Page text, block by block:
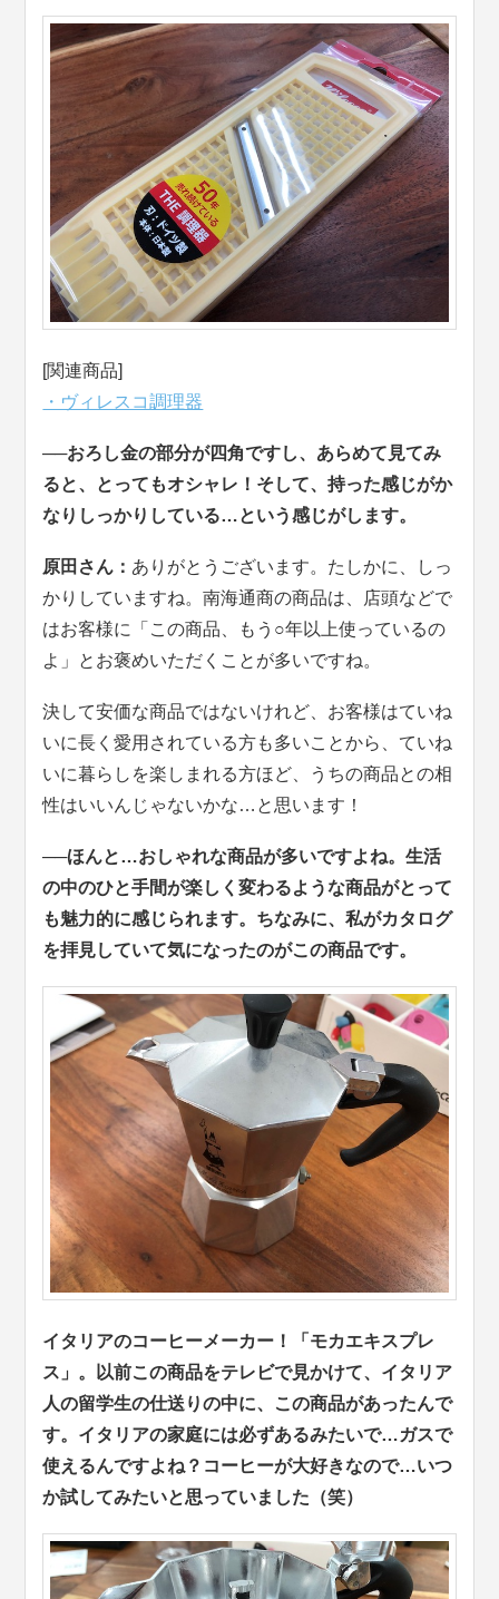
[関連商品]
・ヴィレスコ調理器
──おろし金の部分が四角ですし、あらめて見てみ
ると、とってもオシャレ！そして、持った感じがか
なりしっかりしている…という感じがします。
原田さん： ありがとうございます。たしかに、しっ
かりしていますね。南海通商の商品は、店頭などで
はお客様に「この商品、もう○年以上使っているの
よ」とお褒めいただくことが多いですね。
決して安価な商品ではないけれど、お客様はていね
いに長く愛用されている方も多いことから、ていね
いに暮らしを楽しまれる方ほど、うちの商品との相
性はいいんじゃないかな…と思います！
──ほんと…おしゃれな商品が多いですよね。生活
の中のひと手間が楽しく変わるような商品がとって
も魅力的に感じられます。ちなみに、私がカタログ
を拝見していて気になったのがこの商品です。
イタリアのコーヒーメーカー！「モカエキスプレ
ス」。以前この商品をテレビで見かけて、イタリア
人の留学生の仕送りの中に、この商品があったんで
す。イタリアの家庭には必ずあるみたいで…ガスで
使えるんですよね？コーヒーが大好きなので…いつ
か試してみたいと思っていました（笑）